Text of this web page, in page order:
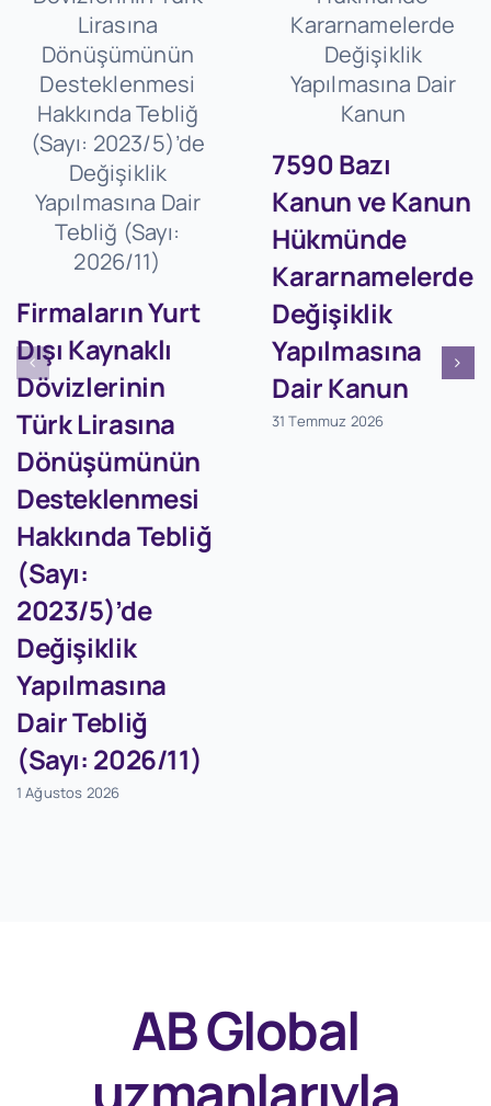
Firmaların Yurt
Dışı Kaynaklı
Dövizlerinin
Türk Lirasına
Dönüşümünün
Desteklenmesi
Hakkında Tebliğ
(Sayı:
2023/5)’de
Değişiklik
Yapılmasına
Dair Tebliğ
(Sayı: 2026/11)
1 Ağustos 2026
7590 Bazı
Kanun ve Kanun
Hükmünde
Kararnamelerde
Değişiklik
Yapılmasına
Dair Kanun
31 Temmuz 2026
AB Global